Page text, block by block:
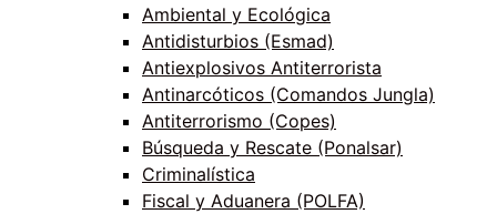
Ambiental y Ecológica
Antidisturbios (Esmad)
Antiexplosivos Antiterrorista
Antinarcóticos (Comandos Jungla)
Antiterrorismo (Copes)
Búsqueda y Rescate (Ponalsar)
Criminalística
Fiscal y Aduanera (POLFA)